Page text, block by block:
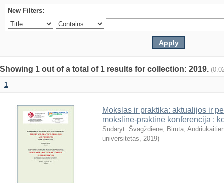
New Filters:
Showing 1 out of a total of 1 results for collection: 2019.
1
Mokslas ir praktika: aktualijos ir
mokslinė-praktinė konferencija :
Sudaryt. Švagždienė, Biruta;
universitetas, 2019)